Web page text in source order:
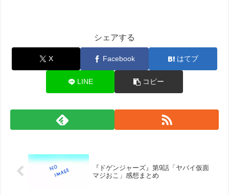
シェアする
X Facebook はてブ
LINE コピー
『ドゲンジャーズ』第9話「ヤバイ仮面
マジおこ」感想まとめ